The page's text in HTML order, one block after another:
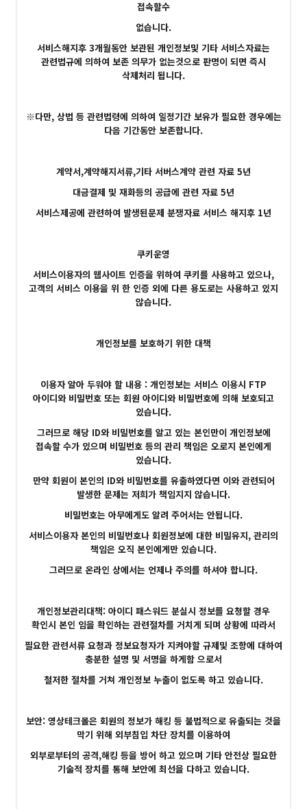
접속할수
없습니다.
서비스해지후 3개월동안 보관된 개인정보및 기타 서비스자료는
관련법규에 의하여 보존 의무가 없는것으로 판명이 되면 즉시
삭제처리 됩니다.
※다만, 상법 등 관련법령에 의하여 일정기간 보유가 필요한 경우에는
다음 기간동안 보존합니다.
계약서,계약해지서류,기타 서버스계약 관련 자료 5년
대금결제 및 재화등의 공급에 관련 자료 5년
서비스제공에 관련하여 발생된문제 분쟁자료 서비스 해지후 1년
쿠키운영
서비스이용자의 웹사이트 인증을 위하여 쿠키를 사용하고 있으나,
고객의 서비스 이용을 위 한 인증 외에 다른 용도로는 사용하고 있지
않습니다.
개인정보를 보호하기 위한 대책
이용자 알아 두워야 할 내용 : 개인정보는 서비스 이용시 FTP
아이디와 비밀번호 또는 회원 아이디와 비밀번호에 의해 보호되고
있습니다.
그러므로 해당 ID와 비밀번호를 알고 있는 본인만이 개인정보에
접속할 수가 있으며 비밀번호 등의 관리 책임은 오로지 본인에게
있습니다.
만약 회원이 본인의 ID와 비밀번호를 유출하였다면 이와 관련되어
발생한 문제는 저희가 책임지지 않습니다.
비밀번호는 아무에게도 알려 주어서는 안됩니다.
서비스이용자 본인의 비밀번호나 회원정보에 대한 비밀유지, 관리의
책임은 오직 본인에게만 있습니다.
그러므로 온라인 상에서는 언제나 주의를 하셔야 합니다.
개인정보관리대책: 아이디 패스워드 분실시 정보를 요청할 경우
확인시 본인 임을 확인하는 관련절차를 거치게 되며 상황에 따라서
필요한 관련서류 요청과 정보요청자가 지켜야할 규제및 조항에 대하여
충분한 설명 및 서명을 하게함 으로서
철저한 절차를 거쳐 개인정보 누출이 없도록 하고 있습니다.
보안: 영상테크몰은 회원의 정보가 해킹 등 불법적으로 유출되는 것을
막기 위해 외부침입 차단 장치를 이용하여
외부로부터의 공격,해킹 등을 방어 하고 있으며 기타 안전상 필요한
기술적 장치를 통해 보안에 최선을 다하고 있습니다.